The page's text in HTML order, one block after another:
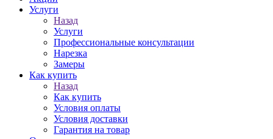
Услуги
Назад
Услуги
Профессиональные консультации
Нарезка
Замеры
Как купить
Назад
Как купить
Условия оплаты
Условия доставки
Гарантия на товар